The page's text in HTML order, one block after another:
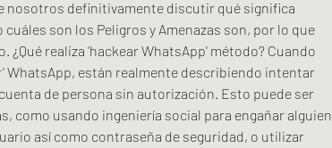
nosotros definitivamente discutir qué significa
son los Peligros y Amenazas son, por lo que
¿Qué realiza 'hackear WhatsApp' método? Cuando
están realmente describiendo intentar
de persona sin autorización. Esto puede ser
como usando ingeniería social para engañar alguien
así como contraseña de seguridad, o utilizar